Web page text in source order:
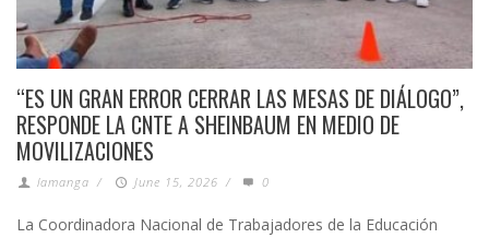
“ES UN GRAN ERROR CERRAR LAS MESAS DE DIÁLOGO”,
RESPONDE LA CNTE A SHEINBAUM EN MEDIO DE
MOVILIZACIONES
lamanga / June 15, 2026 / 0
La Coordinadora Nacional de Trabajadores de la Educación